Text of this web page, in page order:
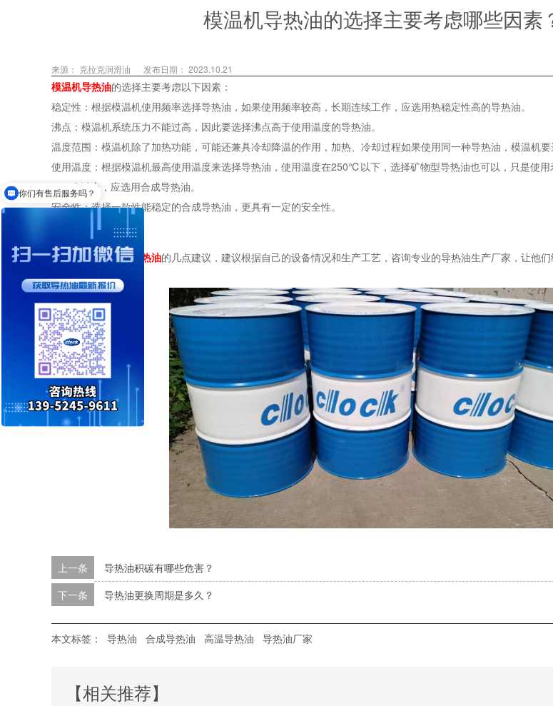
模温机导热油的选择主要考虑哪些因素
来源： 克拉克润滑油 发布日期： 2023.10.21
模温机导热油的选择主要考虑以下因素：
稳定性：根据模温机使用频率选择导热油，如果使用频率较高，长期连续工作，应选用热稳定性高的导热油。
沸点：模温机系统压力不能过高，因此要选择沸点高于使用温度的导热油。
温度范围：模温机除了加热功能，可能还兼具冷却降温的作用，加热、冷却过程如果使用同一种导热油，模温机要
使用温度：根据模温机最高使用温度来选择导热油，使用温度在250℃以下，选择矿物型导热油也可以，只是使
300℃以上，应选用合成导热油。
安全性：选择一款性能稳定的合成导热油，更具有一定的安全性。
以上是选择模温机导热油的几点建议，建议根据自己的设备情况和生产工艺，咨询专业的导热油生产厂家，让他们
上一条
导热油积碳有哪些危害？
下一条 导热油更换周期是多久？
本文标签： 导热油 合成导热油 高温导热油 导热油厂家
【相关推荐】
你们有售后服务吗？